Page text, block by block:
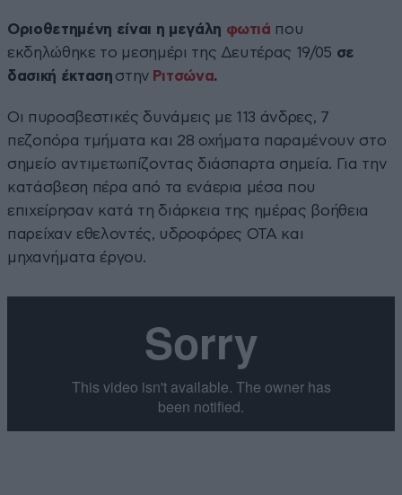
Οριοθετημένη είναι η μεγάλη φωτιά που
εκδηλώθηκε το μεσημέρι της Δευτέρας 19/05 σε
δασική έκταση στην Pιτσώνα.
Οι πυροσβεστικές δυνάμεις με 113 άνδρες, 7
πεζοπόρα τμήματα και 28 οχήματα παραμένουν στο
σημείο αντιμετωπίζοντας διάσπαρτα σημεία. Για την
κατάσβεση πέρα από τα ενάερια μέσα που
επιχείρησαν κατά τη διάρκεια της ημέρας βοήθεια
παρείχαν εθελοντές, υδροφόρες ΟΤΑ και
μηχανήματα έργου.